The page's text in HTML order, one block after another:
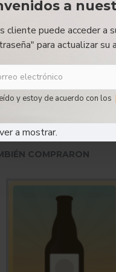
a
cliente puede acceder a
para actualizar
y estoy de acuerdo con los
a mostrar.
Trapense Cerveza
COMPRARON